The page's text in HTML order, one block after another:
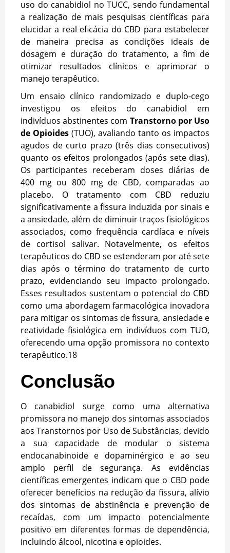
uso do canabidiol no TUCC, sendo fundamental
a realização de mais pesquisas científicas para
elucidar a real eficácia do CBD para estabelecer
de maneira precisa as condições ideais de
dosagem e duração do tratamento, a fim de
otimizar resultados clínicos e aprimorar o
manejo terapêutico.
Um ensaio clínico randomizado e duplo-cego
investigou os efeitos do canabidiol em
indivíduos abstinentes com Transtorno por Uso
de Opioides (TUO), avaliando tanto os impactos
agudos de curto prazo (três dias consecutivos)
quanto os efeitos prolongados (após sete dias).
Os participantes receberam doses diárias de
400 mg ou 800 mg de CBD, comparadas ao
placebo. O tratamento com CBD reduziu
significativamente a fissura induzida por sinais e
a ansiedade, além de diminuir traços fisiológicos
associados, como frequência cardíaca e níveis
de cortisol salivar. Notavelmente, os efeitos
terapêuticos do CBD se estenderam por até sete
dias após o término do tratamento de curto
prazo, evidenciando seu impacto prolongado.
Esses resultados sustentam o potencial do CBD
como uma abordagem farmacológica inovadora
para mitigar os sintomas de fissura, ansiedade e
reatividade fisiológica em indivíduos com TUO,
oferecendo uma opção promissora no contexto
terapêutico.18
Conclusão
O canabidiol surge como uma alternativa
promissora no manejo dos sintomas associados
aos Transtornos por Uso de Substâncias, devido
a sua capacidade de modular o sistema
endocanabinoide e dopaminérgico e ao seu
amplo perfil de segurança. As evidências
científicas emergentes indicam que o CBD pode
oferecer benefícios na redução da fissura, alívio
dos sintomas de abstinência e prevenção de
recaídas, com um impacto potencialmente
positivo em diferentes formas de dependência,
incluindo álcool, nicotina e opioides.